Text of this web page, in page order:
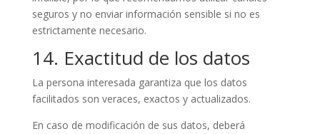
seguros y no enviar información sensible si no es
estrictamente necesario.
14. Exactitud de los datos
La persona interesada garantiza que los datos
facilitados son veraces, exactos y actualizados.
En caso de modificación de sus datos, deberá